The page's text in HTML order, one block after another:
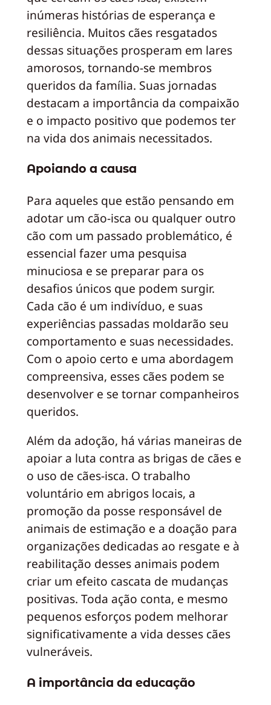
inúmeras histórias de esperança e
resiliência. Muitos cães resgatados
dessas situações prosperam em lares
amorosos, tornando-se membros
queridos da família. Suas jornadas
destacam a importância da compaixão
e o impacto positivo que podemos ter
na vida dos animais necessitados.
Apoiando a causa
Para aqueles que estão pensando em
adotar um cão-isca ou qualquer outro
cão com um passado problemático, é
essencial fazer uma pesquisa
minuciosa e se preparar para os
desafios únicos que podem surgir.
Cada cão é um indivíduo, e suas
experiências passadas moldarão seu
comportamento e suas necessidades.
Com o apoio certo e uma abordagem
compreensiva, esses cães podem se
desenvolver e se tornar companheiros
queridos.
Além da adoção, há várias maneiras de
apoiar a luta contra as brigas de cães e
o uso de cães-isca. O trabalho
voluntário em abrigos locais, a
promoção da posse responsável de
animais de estimação e a doação para
organizações dedicadas ao resgate e à
reabilitação desses animais podem
criar um efeito cascata de mudanças
positivas. Toda ação conta, e mesmo
pequenos esforços podem melhorar
significativamente a vida desses cães
vulneráveis.
A importância da educação